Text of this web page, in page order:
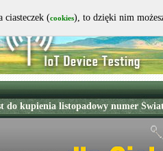
ciasteczek (cookies), to dzięki nim